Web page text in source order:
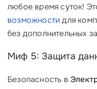
любое время суток!
возможностидля
без дополнительных
Миф 5: Защита
Безопасность в